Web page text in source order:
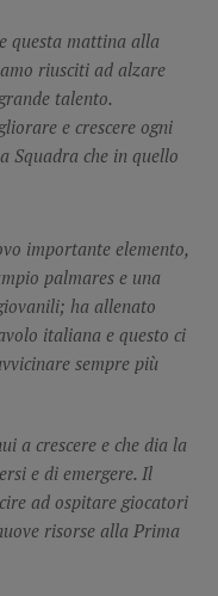
questa mattina alla
riusciti ad alzare
talento.
e crescere ogni
Squadra che in quello
importante elemento,
palmares e una
ha allenato
italiana e questo ci
sempre più
a crescere e che dia la
e di emergere. Il
ad ospitare giocatori
risorse alla Prima